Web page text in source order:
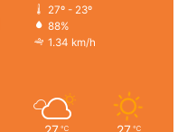
27º - 23º
88%
1.34 km/h
℃ ℃